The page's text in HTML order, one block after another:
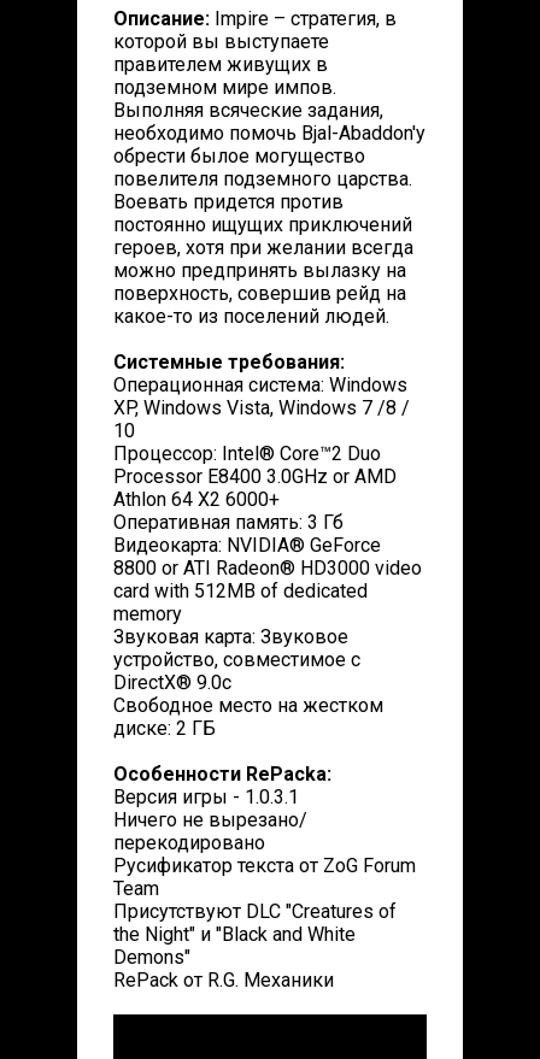
Описание: Impire – стратегия, в
которой вы выступаете
правителем живущих в
подземном мире импов.
Выполняя всяческие задания,
необходимо помочь Bjal-Abaddon'у
обрести былое могущество
повелителя подземного царства.
Воевать придется против
постоянно ищущих приключений
героев, хотя при желании всегда
можно предпринять вылазку на
поверхность, совершив рейд на
какое-то из поселений людей.
Системные требования:
Операционная система: Windows
XP, Windows Vista, Windows 7 /8 /
10
Процессор: Intel® Core™2 Duo
Processor E8400 3.0GHz or AMD
Athlon 64 X2 6000+
Оперативная память: 3 Гб
Видеокарта: NVIDIA® GeForce
8800 or ATI Radeon® HD3000 video
card with 512MB of dedicated
memory
Звуковая карта: Звуковое
устройство, совместимое с
DirectX® 9.0с
Свободное место на жестком
диске: 2 ГБ
Особенности RePacka:
Версия игры - 1.0.3.1
Ничего не вырезано/
перекодировано
Русификатор текста от ZoG Forum
Team
Присутствуют DLC "Creatures of
the Night" и "Black and White
Demons"
RePack от R.G. Механики